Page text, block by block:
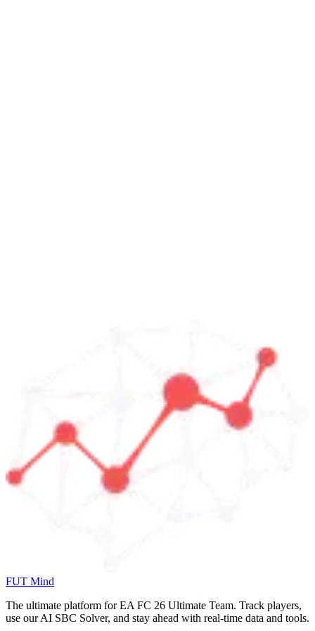
FUT Mind
The ultimate platform for EA FC 26 Ultimate Team. Track players,
use our AI SBC Solver, and stay ahead with real-time data and tools.